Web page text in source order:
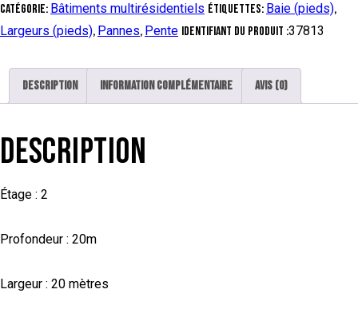
Catégorie: Bâtiments multirésidentiels Étiquettes: Baie (pieds),
Largeurs (pieds), Pannes, Pente Identifiant du produit :37813
Description Information complémentaire Avis (0)
DESCRIPTION
Étage : 2
Profondeur : 20m
Largeur : 20 mètres